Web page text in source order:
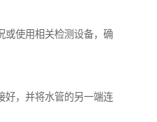
使用相关检测设备，确
，并将水管的另一端连